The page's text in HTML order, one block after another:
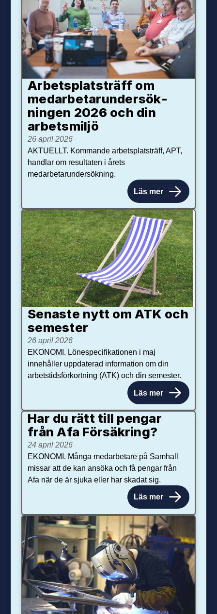
Arbetsplats­träff om
med­arbetar­under­sök­
ningen 2026 och din
arbets­miljö
26 april 2026
AKTUELLT. Kommande arbetsplatsträff, APT,
handlar om resultaten i årets
medarbetarundersökning.
Läs mer
Senaste nytt om ATK och
se­mester
26 april 2026
EKONOMI. Lönespecifikationen i maj
innehåller uppdaterad information om din
arbetstidsförkortning (ATK) och din semester.
Läs mer
Har du rätt till pengar
från Afa Försäkring?
24 april 2026
EKONOMI. Många medarbetare på Samhall
missar att de kan ansöka och få pengar från
Afa när de är sjuka eller har skadat sig.
Läs mer